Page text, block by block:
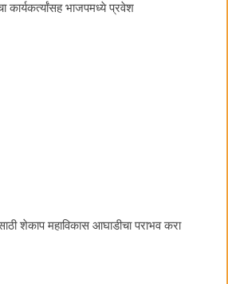
कार्यकर्त्यांसह भाजपमध्ये प्रवेश
शेकाप महाविकास आघाडीचा पराभव करा